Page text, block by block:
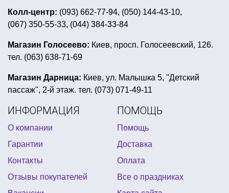
купить грим украина
мексиканская вечеринка реквизит
день рождения в стиле розовый фламинго
вечеринка в стиле психушки
все для детских вечеринок
украшение стола на halloween
купить стаканчики для попкорна пиньята заказать
прикольные подтяжки купить
вечеринка в стиле кубы
фольгированные шары сердце
карнавальные мужские костюмы
Колл-центр: (093) 662-77-94, (050) 144-43-10,
(067) 350-55-33, (044) 384-33-84
Магазин Голосеево: Киев, просп. Голосеевский, 126.
тел. (063) 638-71-69
Магазин Дарница: Киев, ул. Малышка 5, "Детский
пассаж", 2-й этаж. тел. (073) 071-49-11
ИНФОРМАЦИЯ
О компании
Гарантии
Контакты
Отзывы покупателей
ПОМОЩЬ
Помощь
Доставка
Оплата
Все о праздниках